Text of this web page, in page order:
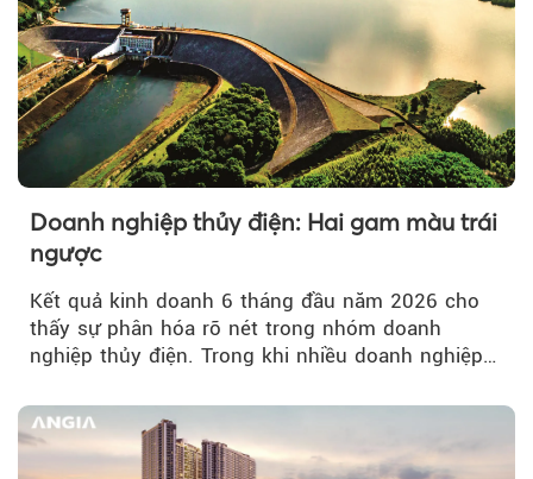
Doanh nghiệp thủy điện: Hai gam màu trái
ngược
Kết quả kinh doanh 6 tháng đầu năm 2026 cho
thấy sự phân hóa rõ nét trong nhóm doanh
nghiệp thủy điện. Trong khi nhiều doanh nghiệp